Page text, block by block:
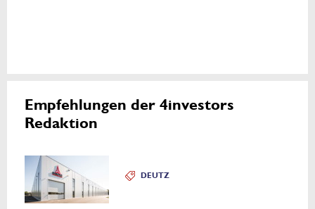
Empfehlungen der 4investors
Redaktion
DEUTZ